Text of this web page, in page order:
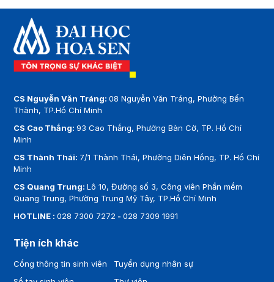
CS Nguyễn Văn Tráng:08 Nguyễn Văn Tráng, Phường Bến
Thành, TP.Hồ Chí Minh
CS Cao Thắng:93 Cao Thắng, Phường Bàn Cờ, TP. Hồ Chí
Minh
CS Thành Thái: 7/1 Thành Thái, Phường Diên Hồng, TP. Hồ Chí
Minh
CS Quang Trung:Lô 10, Đường số 3, Công viên Phần mềm
Quang Trung, Phường Trung Mỹ Tây, TP.Hồ Chí Minh
HOTLINE :028 7300 7272 -028 7309 1991
Tiện ích khác
Cổng thông tin sinh viên
Tuyển dụng nhân sự